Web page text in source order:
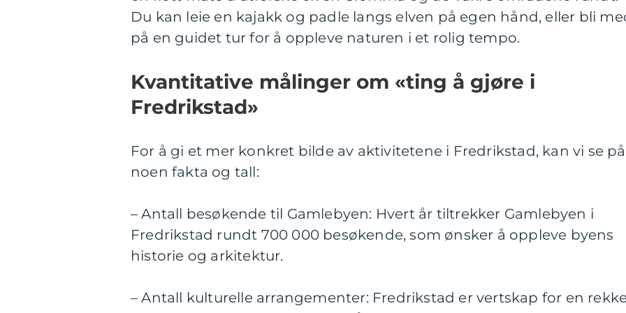
Du kan leie en kajakk og padle langs elven på egen hånd, eller bli
på en guidet tur for å oppleve naturen i et rolig tempo.
Kvantitative målinger om «ting å gjøre i
Fredrikstad»
For å gi et mer konkret bilde av aktivitetene i Fredrikstad, kan vi se på
noen fakta og tall:
– Antall besøkende til Gamlebyen: Hvert år tiltrekker Gamlebyen i
Fredrikstad rundt 700 000 besøkende, som ønsker å oppleve byens
historie og arkitektur.
– Antall kulturelle arrangementer: Fredrikstad er vertskap for en